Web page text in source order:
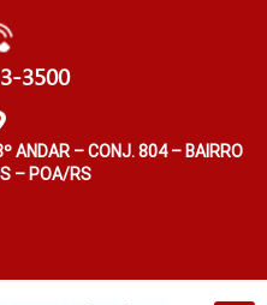
3500
ANDAR – CONJ. 804 – BAIRRO
– POA/RS